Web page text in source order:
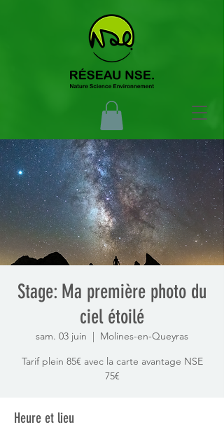
Stage: Ma première photo du
ciel étoilé
sam. 03 juin
  |
Molines-en-Queyras
Tarif plein 85€ avec la carte avantage NSE
75€
Heure et lieu